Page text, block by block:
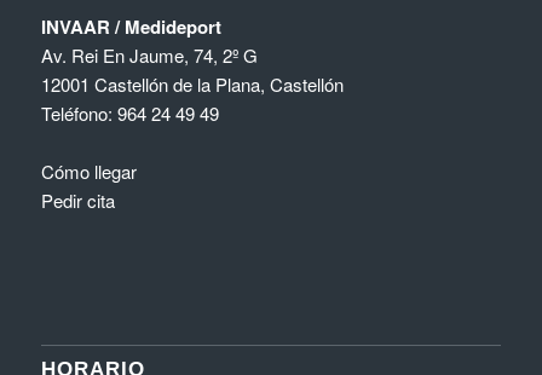
INVAAR / Medideport
Av. Rei En Jaume, 74, 2º G
12001 Castellón de la Plana, Castellón
Teléfono: 964 24 49 49
Cómo llegar
Pedir cita
HORARIO